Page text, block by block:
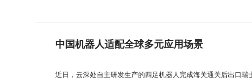
中国机器人适配全球多元应用场景
近日，云深处自主研发生产的四足机器人完成海关通关后出口